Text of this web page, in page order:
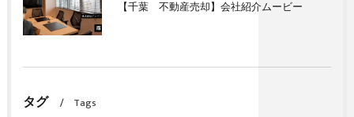
【千葉 不動産売却】会社紹介ムービー
タグ Tags